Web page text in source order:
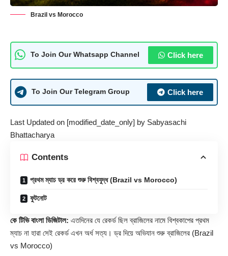
Brazil vs Morocco
To Join Our Whatsapp Channel Click here
To Join Our Telegram Group Click here
Last Updated on [modified_date_only] by Sabyasachi
Bhattacharya
Contents
প্রথম ম্যাচ ড্র করে শুরু বিশ্বযুদ্ধ (Brazil vs Morocco)
ফুটনোট
কে টিভি বাংলা ডিজিটাল: এতদিনের যে রেকর্ড ছিল ব্রাজিলের নামে বিশ্বকাপের প্রথম
ম্যাচ না হারা সেই রেকর্ড এখন অর্ধ সত্য। ড্র দিয়ে অভিযান শুরু ব্রাজিলের (Brazil
vs Morocco)